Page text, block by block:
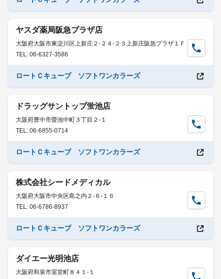
ヤスダ薬局阪急プラザ店
大阪府大阪市東淀川区上新庄２-２４-２３上新庄阪急プラザ１Ｆ
TEL: 06-6327-3586
ロートＣキューブ ソフトワンカラーズ
ドラッグサントップ蛍池店
大阪府豊中市螢池中町３丁目２-１
TEL: 06-6855-0714
ロートＣキューブ ソフトワンカラーズ
株式会社シードメディカル
大阪府大阪市中央区島之内２-６-１６
TEL: 06-6786-8937
ロートＣキューブ ソフトワンカラーズ
ダイエー光明池店
大阪府和泉市室堂町８４１-１